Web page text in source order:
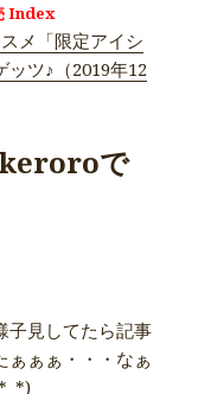
Index
メ「限定アイシ
ッツ♪（2019年12
で
子見してたら記事
ぁぁぁ・・・なぁ